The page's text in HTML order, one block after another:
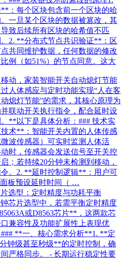
：每个区块包含前一个区块的哈
一旦某个区块的数据被篡改，其
致后续所有区块的哈希值不匹
2. **分布式节点共识验证**：区
共同维护数据，任何数据的修改
例（如51%）的节点同意。这大
动，家装智能开关自动熄灯节能
人体感应与定时功能实现“人在客
熄灯节能”的需求，其核心原理为
联动开关执行指令，配合延时设
**以下是具体分析：### 技术实
术**：智能开关内置的人体传感
波传感器）可实时监测人体活
时，传感器会发送信号至开关控
；若持续20分钟未检测到移动，
。2. **延时控制逻辑**：用户可
板预设延时时间（ …
选型：定时精度与功耗平衡
芯片选型中，若需平衡定时精度
或D8563芯片**，这两款芯
兼容性及功能扩展性上表现优
**一、核心需求分析**1. **定
钟级甚至秒级**的定时控制，确
严格同步。 - 长期运行稳定性要